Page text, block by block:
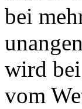
bei
wird
vom